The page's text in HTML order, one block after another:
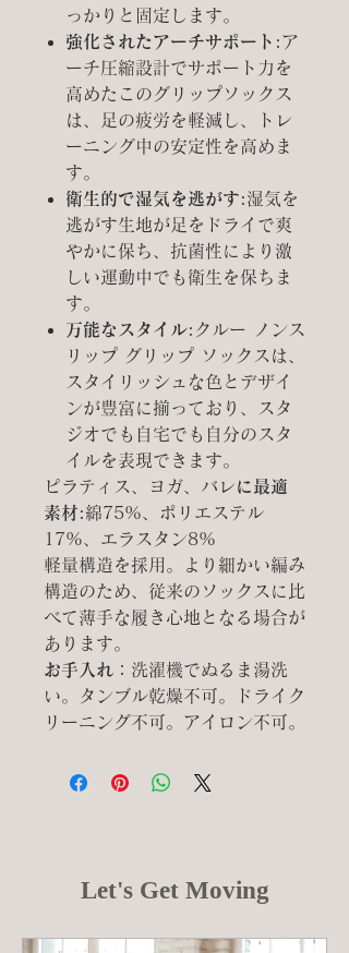
っかりと固定します。
強化されたアーチサポート:ア
ーチ圧縮設計でサポート力を
高めたこのグリップソックス
は、足の疲労を軽減し、トレ
ーニング中の安定性を高めま
す。
衛生的で湿気を逃がす:湿気を
逃がす生地が足をドライで爽
やかに保ち、抗菌性により激
しい運動中でも衛生を保ちま
す。
万能なスタイル: クルー ノンス
リップ グリップ ソックスは、
スタイリッシュな色とデザイ
ンが豊富に揃っており、スタ
ジオでも自宅でも自分のスタ
イルを表現できます。
ピラティス、ヨガ、バレに最適
素材:綿75%、ポリエステル
17%、エラスタン8%
軽量構造を採用。より細かい編み
構造のため、従来のソックスに比
べて薄手な履き心地となる場合が
あります。
お手入れ： 洗濯機でぬるま湯洗
い。タンブル乾燥不可。ドライク
リーニング不可。アイロン不可。
Let's Get Moving